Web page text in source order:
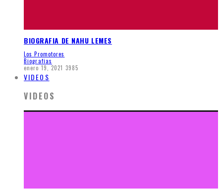
BIOGRAFIA DE NAHU LEMES
Los Promotores
Biografias
enero 19, 2021 3985
VIDEOS
VIDEOS